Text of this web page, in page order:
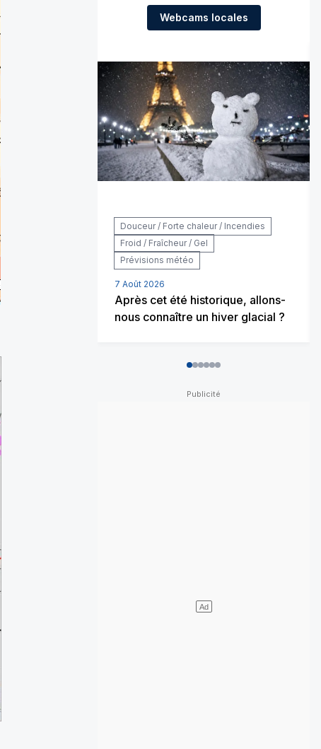
Webcams locales
Douceur / Forte chaleur / Incendies
Froid / Fraîcheur / Gel
Prévisions météo
7 Août 2026
Après cet été historique, allons-
nous connaître un hiver glacial ?
012345